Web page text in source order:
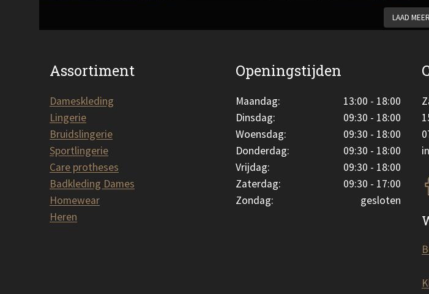
LAAD MEER
Assortiment
Dameskleding
Lingerie
Bruidslingerie
Sportlingerie
Care protheses
Badkleding Dames
Homewear
Heren
Openingstijden
Maandag:
13:00 - 18:00
Dinsdag:
09:30 - 18:00
Woensdag:
09:30 - 18:00
Donderdag:
09:30 - 18:00
Vrijdag:
09:30 - 18:00
Zaterdag:
09:30 - 17:00
Zondag:
gesloten